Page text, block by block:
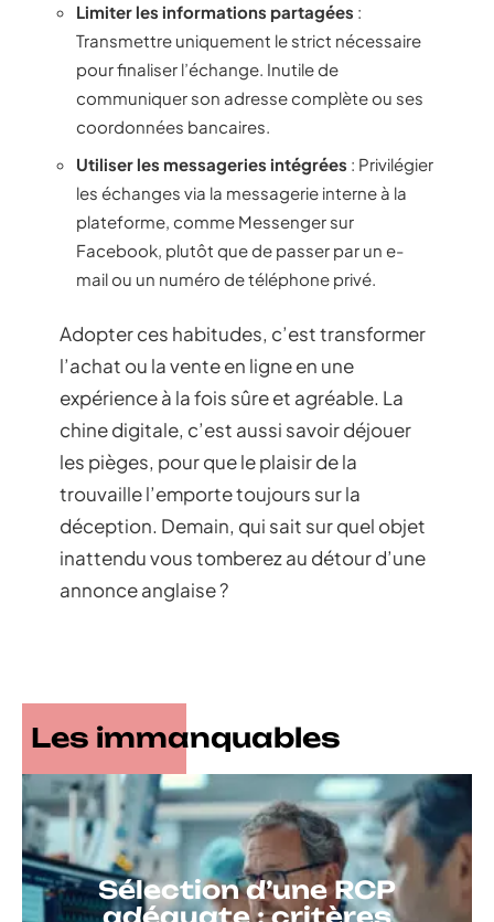
Limiter les informations partagées :
Transmettre uniquement le strict nécessaire
pour finaliser l’échange. Inutile de
communiquer son adresse complète ou ses
coordonnées bancaires.
Utiliser les messageries intégrées : Privilégier
les échanges via la messagerie interne à la
plateforme, comme Messenger sur
Facebook, plutôt que de passer par un e-
mail ou un numéro de téléphone privé.
Adopter ces habitudes, c’est transformer
l’achat ou la vente en ligne en une
expérience à la fois sûre et agréable. La
chine digitale, c’est aussi savoir déjouer
les pièges, pour que le plaisir de la
trouvaille l’emporte toujours sur la
déception. Demain, qui sait sur quel objet
inattendu vous tomberez au détour d’une
annonce anglaise ?
Les immanquables
Sélection d’une RCP